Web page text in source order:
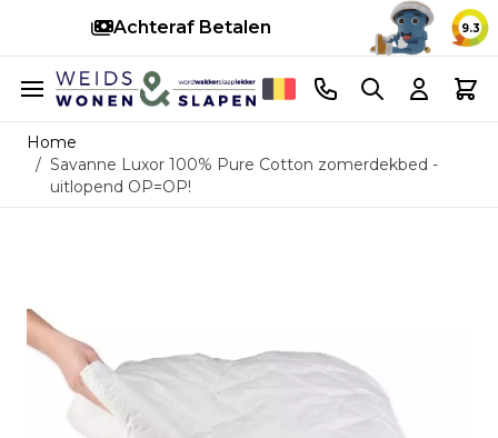
Achteraf Betalen 9.3
Ga naar de inhoud
Telefoonnummer
Search Cart
Home
/ Savanne Luxor 100% Pure Cotton zomerdekbed -
uitlopend OP=OP!